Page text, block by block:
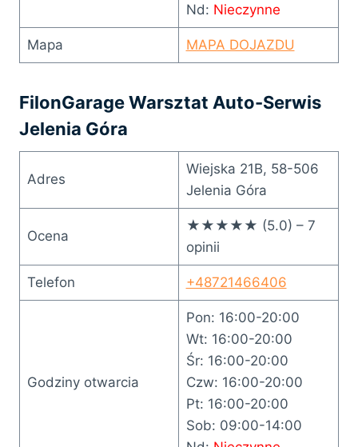
Nd: Nieczynne
Mapa MAPA DOJAZDU
FilonGarage Warsztat Auto-Serwis
Jelenia Góra
Adres
Wiejska 21B, 58-506
Jelenia Góra
Ocena
★★★★★ (5.0) – 7
opinii
Telefon +48721466406
Godziny otwarcia
Pon: 16:00-20:00
Wt: 16:00-20:00
Śr: 16:00-20:00
Czw: 16:00-20:00
Pt: 16:00-20:00
Sob: 09:00-14:00